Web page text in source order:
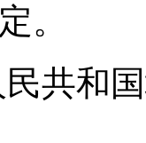
。
共和